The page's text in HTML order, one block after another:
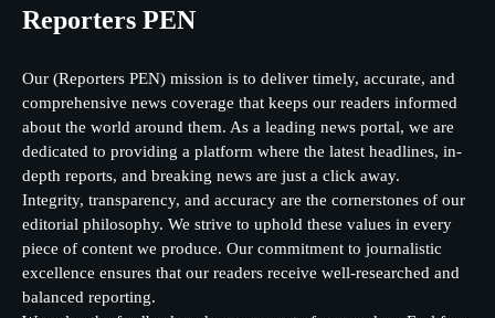
Reporters PEN
Our (Reporters PEN) mission is to deliver timely, accurate, and
comprehensive news coverage that keeps our readers informed
about the world around them. As a leading news portal, we are
dedicated to providing a platform where the latest headlines, in-
depth reports, and breaking news are just a click away.
Integrity, transparency, and accuracy are the cornerstones of our
editorial philosophy. We strive to uphold these values in every
piece of content we produce. Our commitment to journalistic
excellence ensures that our readers receive well-researched and
balanced reporting.